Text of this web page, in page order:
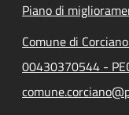
Piano di
Comune di
00430370544 -